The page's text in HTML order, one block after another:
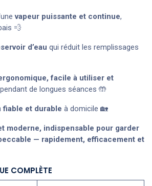
vapeur puissante et continue,
💨
d’eau qui réduit les remplissages
facile à utiliser et
de longues séances 🤲
fiable et durable à domicile 🏡
moderne, indispensable pour garder
— rapidement, efficacement et
COMPLÈTE